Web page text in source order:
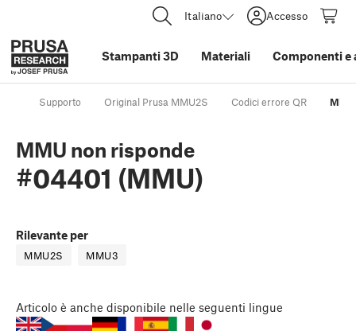
Italiano Accesso
Stampanti 3D Materiali Componenti e
Supporto Original Prusa MMU2S Codici errore QR
MMU non risponde
#04401 (MMU)
Rilevante per
MMU2S MMU3
Articolo è anche disponibile nelle seguenti lingue